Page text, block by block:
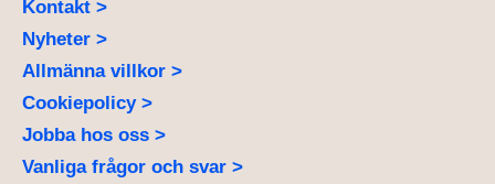
Kontakt >
Nyheter >
Allmänna villkor >
Cookiepolicy >
Jobba hos oss >
Vanliga frågor och svar >